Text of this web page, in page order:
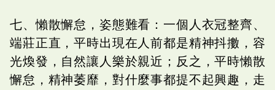
七、懶散懈怠，姿態難看：一個人衣冠整齊、
端莊正直，平時出現在人前都是精神抖擻，容
光煥發，自然讓人樂於親近；反之，平時懶散
懈怠，精神萎靡，對什麼事都提不起興趣，走